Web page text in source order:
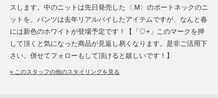
スします。中のニットは先日発売した〈.M〉のボートネックのニ
ットを。パンツは去年リアルバイしたアイテムですが、なんと春
には新色のホワイトが登場予定です！【「♡+」このマークを押
して頂くと気になった商品が見返し易くなります。是非ご活用下
さい。併せてフォローもして頂けると嬉しいです！】
» このスタッフの他のスタイリングを見る